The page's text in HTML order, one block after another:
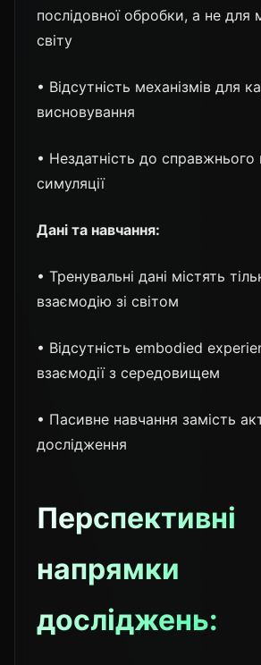
послідовної обробки, а не для
світу
• Відсутність механізмів для
висновування
• Нездатність до справжнього
симуляції
Дані та навчання:
• Тренувальні дані містять
взаємодію зі світом
• Відсутність embodied
взаємодії з середовищем
• Пасивне навчання замість
дослідження
Перспективні
напрямки
досліджень: